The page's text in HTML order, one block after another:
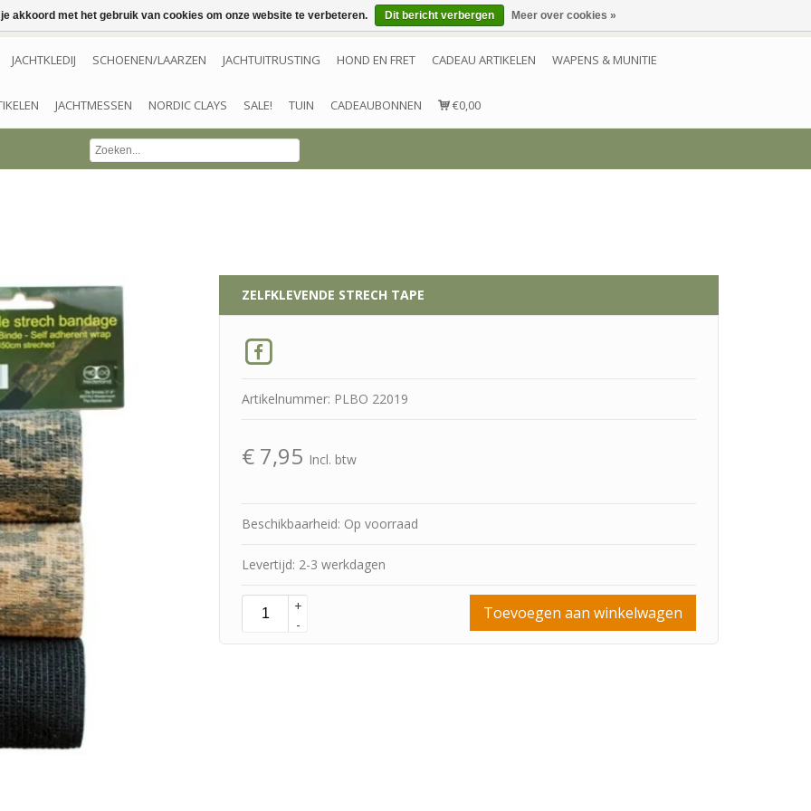
Inloggen Account aanmaken
JACHTKLEDIJ SCHOENEN/LAARZEN JACHTUITRUSTING HOND EN FRET CADEAU ARTIKELEN WAPENS & MUNITIE
JACHTMESSEN NORDIC CLAYS SALE! TUIN CADEAUBONNEN €0,00
ZELFKLEVENDE STRECH TAPE
Artikelnummer: PLBO 22019
€ 7,95 Incl. btw
Beschikbaarheid: Op voorraad
Levertijd: 2-3 werkdagen
+
-
Toevoegen aan winkelwagen
akkoord met het gebruik van cookies om onze website te verbeteren. Dit bericht verbergen Meer over cookies »